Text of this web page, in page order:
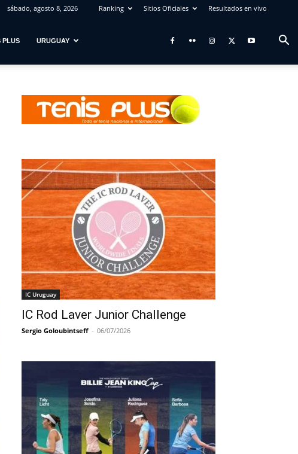
sábado, agosto 8, 2026 Ranking Sitios Oficiales Resultados en vivo
PLUS URUGUAY
IC Uruguay
IC Rod Laver Junior Challenge
Sergio Goloubintseff - 06/07/2026